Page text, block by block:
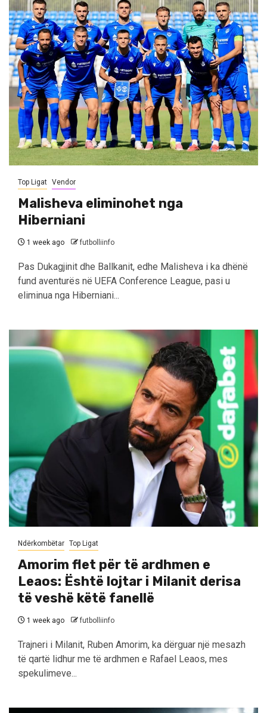
Top Ligat Vendor
Malisheva eliminohet nga
Hiberniani
1 week ago futbolliinfo
Pas Dukagjinit dhe Ballkanit, edhe Malisheva i ka dhënë
fund aventurës në UEFA Conference League, pasi u
eliminua nga Hiberniani...
Ndërkombëtar Top Ligat
Amorim flet për të ardhmen e
Leaos: Është lojtar i Milanit derisa
të veshë këtë fanellë
1 week ago futbolliinfo
Trajneri i Milanit, Ruben Amorim, ka dërguar një mesazh
të qartë lidhur me të ardhmen e Rafael Leaos, mes
spekulimeve...